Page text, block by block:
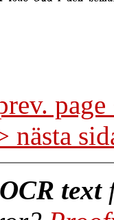
nästa
text